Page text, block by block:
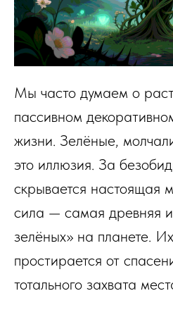
Мы часто думаем о
пассивном
жизни. Зелёные,
это иллюзия. За
скрывается настоящая
сила — самая древняя
зелёных» на планете.
простирается от
тотального захвата